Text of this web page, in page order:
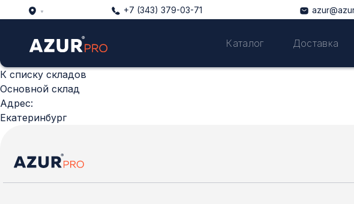
+7 (343) 379-03-71
Каталог Доставка
К списку складов
Основной склад
Адрес:
Екатеринбург